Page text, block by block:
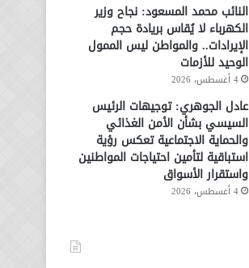
النائب محمد المسعود: نجاح وزير
الكهرباء لا يُقاس بريادة حجم
الإيرادات.. والمواطن ليس الممول
الوحيد للأزمات
4 أغسطس، 2026
عادل الجوهري: توجيهات الرئيس
السيسي بشأن الأمن الغذائي
والحماية الاجتماعية تعكس رؤية
استباقية لتأمين احتياجات المواطنين
واستقرار الأسواق
4 أغسطس، 2026